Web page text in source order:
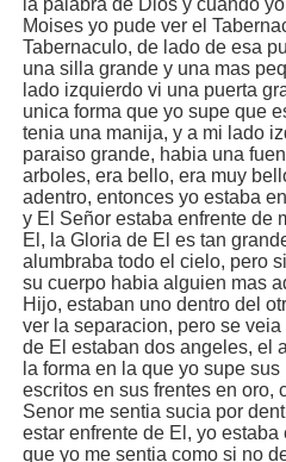
la palabra de Dios y cuando
Moises yo pude ver el
Tabernaculo, de lado de esa
una silla grande y una mas
lado izquierdo vi una puerta
unica forma que yo supe que
tenia una manija, y a mi lado
paraiso grande, habia una
arboles, era bello, era muy
adentro, entonces yo estaba
y El Señor estaba enfrente de
El, la Gloria de El es tan
alumbraba todo el cielo, pero
su cuerpo habia alguien mas
Hijo, estaban uno dentro del
ver la separacion, pero se
de El estaban dos angeles, el
la forma en la que yo supe
escritos en sus frentes en oro,
Senor me sentia sucia por
estar enfrente de El, yo
que yo me sentia como si no